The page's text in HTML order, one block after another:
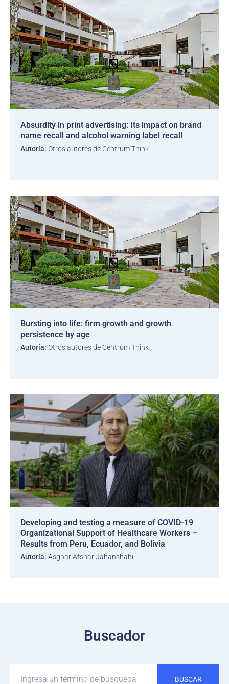
Absurdity in print advertising: Its impact on brand
name recall and alcohol warning label recall
Autoría: Otros autores de Centrum Think
Bursting into life: firm growth and growth
persistence by age
Autoría: Otros autores de Centrum Think
Developing and testing a measure of COVID-19
Organizational Support of Healthcare Workers –
Results from Peru, Ecuador, and Bolivia
Autoría: Asghar Afshar Jahanshahi
Buscador
BUSCAR